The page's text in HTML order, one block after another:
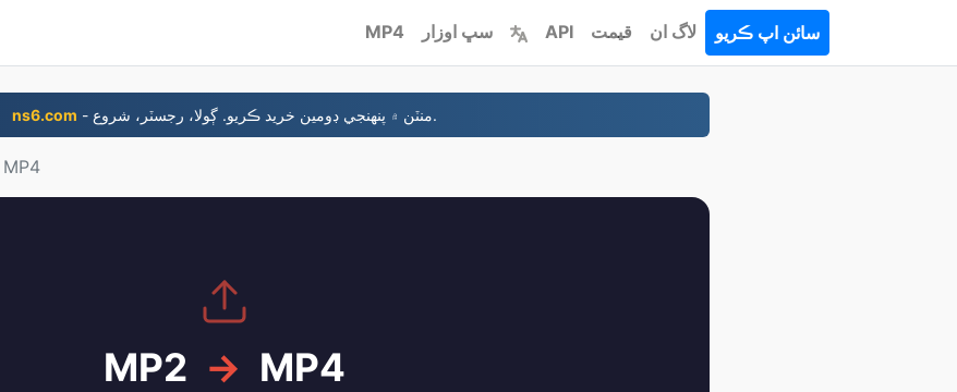
MP4 سڀ اوزار API قيمت لاگ ان سائن اپ ڪريو
ns6.com - منٽن ۾ پنهنجي ڊومين خريد ڪريو. ڳولا، رجسٽر، شروع.
MP2 جي طرف MP4
MP2 → MP4